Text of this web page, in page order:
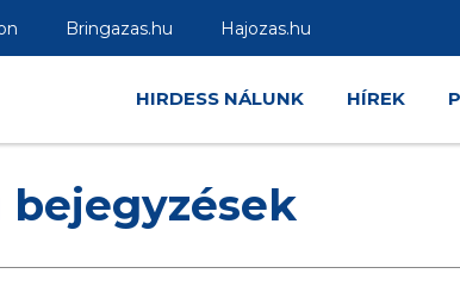
Bringazas.hu Hajozas.hu
HIRDESS NÁLUNK HÍREK
bejegyzések